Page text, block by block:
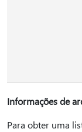
Informações de
Para obter uma